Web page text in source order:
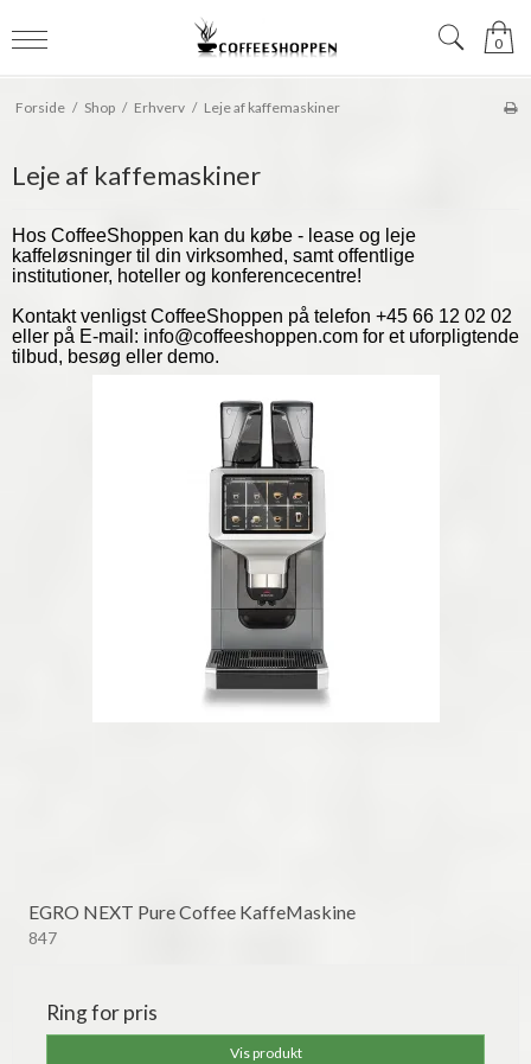
0
Forside / Shop / Erhverv / Leje af kaffemaskiner
Leje af kaffemaskiner
Hos CoffeeShoppen kan du købe - lease og leje
kaffeløsninger til din virksomhed, samt offentlige
institutioner, hoteller og konferencecentre!
Kontakt venligst CoffeeShoppen på telefon +45 66 12 02 02
eller på E-mail: info@coffeeshoppen.com for et uforpligtende
tilbud, besøg eller demo.
EGRO NEXT Pure Coffee KaffeMaskine
847
Ring for pris
Vis produkt